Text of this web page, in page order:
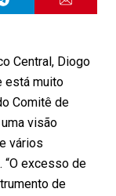
Central, Diogo
está muito
Comitê de
visão
vários
“O excesso de
de